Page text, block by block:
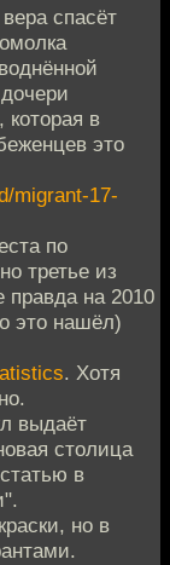
спасёт
которая в
это
migrant-17-
по
третье из
правда на 2010
это нашёл)
. Хотя
выдаёт
столица
в
но в